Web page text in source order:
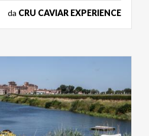
da CRU CAVIAR EXPERIENCE